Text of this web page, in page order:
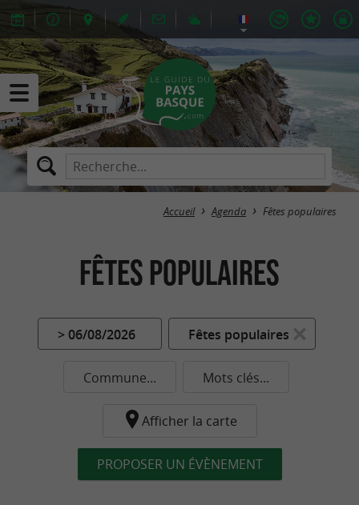
Accueil Agenda Fêtes populaires
Fêtes populaires
> 06/08/2026 Fêtes populaires
Commune... Mots clés...
Afficher la carte
PROPOSER UN ÉVÈNEMENT